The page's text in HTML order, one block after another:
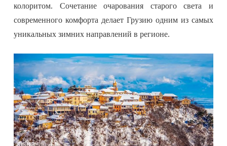
колоритом. Сочетание очарования старого света и
современного комфорта делает Грузию одним из самых
уникальных зимних направлений в регионе.